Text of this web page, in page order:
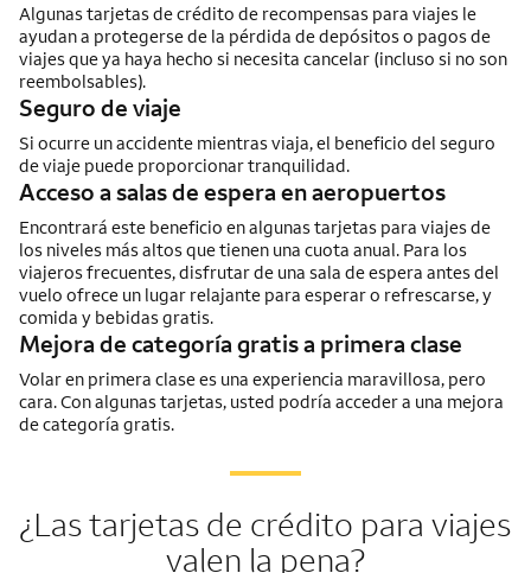
Algunas tarjetas de crédito de recompensas para viajes le
ayudan a protegerse de la pérdida de depósitos o pagos de
viajes que ya haya hecho si necesita cancelar (incluso si no son
reembolsables).
Seguro de viaje
Si ocurre un accidente mientras viaja, el beneficio del seguro
de viaje puede proporcionar tranquilidad.
Acceso a salas de espera en aeropuertos
Encontrará este beneficio en algunas tarjetas para viajes de
los niveles más altos que tienen una cuota anual. Para los
viajeros frecuentes, disfrutar de una sala de espera antes del
vuelo ofrece un lugar relajante para esperar o refrescarse, y
comida y bebidas gratis.
Mejora de categoría gratis a primera clase
Volar en primera clase es una experiencia maravillosa, pero
cara. Con algunas tarjetas, usted podría acceder a una mejora
de categoría gratis.
¿Las tarjetas de crédito para viajes
valen la pena?